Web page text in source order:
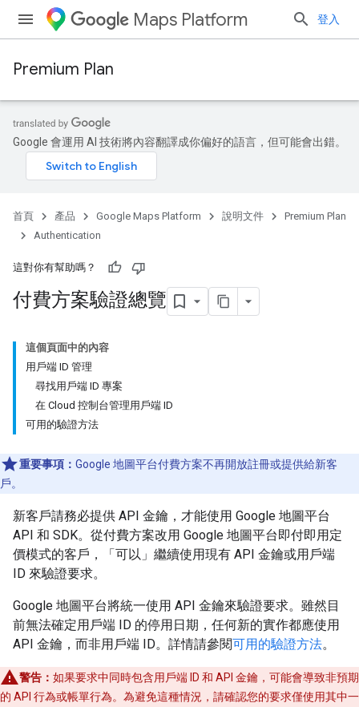
Maps Platform 登入
Premium Plan
Google 會運用 AI 技術將內容翻譯成你偏好的語言，但可能會出錯。
首頁 產品 Google Maps Platform 說明文件
Premium Plan
Authentication
這對你有幫助嗎？
付費方案驗證總覽
這個頁面中的內容
用戶端 ID 管理
尋找用戶端 ID 專案
在 Cloud 控制台管理用戶端 ID
可用的驗證方法
重要事項： Google 地圖平台付費方案不再開放註冊或提供給新客
戶。
新客戶請務必提供 API 金鑰，才能使用 Google 地圖平台
API 和 SDK。從付費方案改用 Google 地圖平台即付即用定
價模式的客戶，「可以」 繼續使用現有 API 金鑰或用戶端
ID 來驗證要求。
Google 地圖平台將統一使用 API 金鑰來驗證要求。雖然目
前無法確定用戶端 ID 的停用日期，任何新的實作都應使用
API 金鑰，而非用戶端 ID。詳情請參閱可用的驗證方法。
警告： 如果要求中同時包含用戶端 ID 和 API 金鑰，可能會導致非預期
的 API 行為或帳單行為。為避免這種情況，請確認您的要求僅使用其中一